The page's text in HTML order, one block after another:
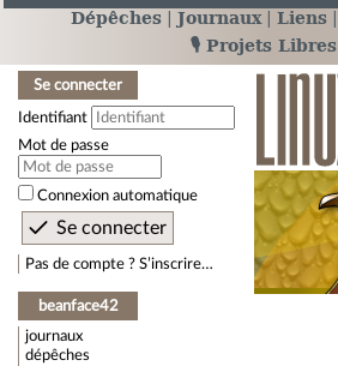
Dépêches Journaux Liens
🎙️ Projets Libres
Se connecter
Identifiant
Mot de passe
Connexion automatique
Pas de compte ? S’inscrire…
beanface42
journaux
dépêches